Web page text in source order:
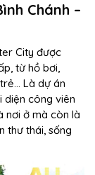
Chánh –
City được
từ hồ bơi,
Là dự án
diện công viên
nơi ở mà còn là
thư thái, sống